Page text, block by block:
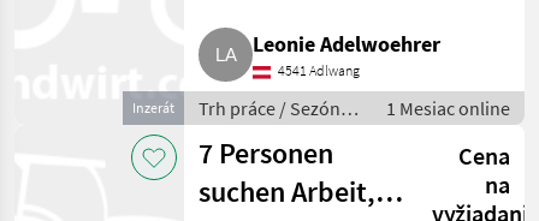
Ponuky
predajcov
Drobné
inzeráty
Inzerát
Leonie Adelwoehrer
4541 Adlwang
Trh práce / Sezónni
pracovníci
1 Mesiac online
7 Personen
suchen Arbeit,
Cena
na